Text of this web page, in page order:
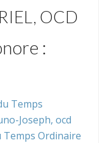
OCD
:
Temps
Joseph, ocd
Temps Ordinaire